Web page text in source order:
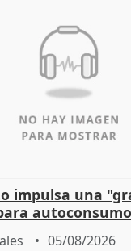
impulsa una
autoconsumo
05/08/2026